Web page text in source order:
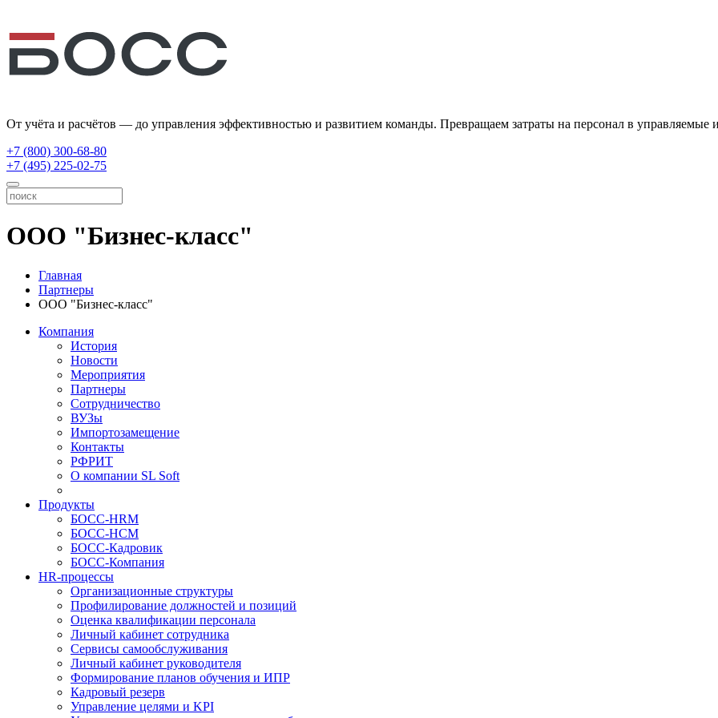
От учёта и расчётов — до управления эффективностью и развитием команды. Превращаем затраты на персонал в управляемые
+7 (800) 300-68-80
+7 (495) 225-02-75
ООО "Бизнес-класс"
Главная
Партнеры
ООО "Бизнес-класс"
Компания
История
Новости
Мероприятия
Партнеры
Сотрудничество
ВУЗы
Импортозамещение
Контакты
РФРИТ
О компании SL Soft
Продукты
БОСС-HRM
БОСС-HCM
БОСС-Кадровик
БОСС-Компания
HR-процессы
Организационные структуры
Профилирование должностей и позиций
Оценка квалификации персонала
Личный кабинет сотрудника
Сервисы самообслуживания
Личный кабинет руководителя
Формирование планов обучения и ИПР
Кадровый резерв
Управление целями и KPI